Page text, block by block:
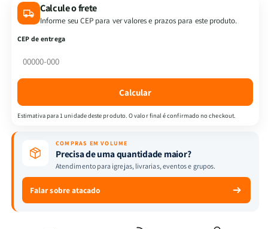
Diria
Que
Viver
Dar
Medeiros
Diria
Que
Medeiros
Calcule o frete
Informe seu CEP para ver valores e prazos para este produto.
CEP de entrega
Calcular
Estimativa para 1 unidade deste produto. O valor final é confirmado no checkout.
COMPRAS EM VOLUME
Precisa de uma quantidade maior?
Atendimento para igrejas, livrarias, eventos e grupos.
Falar sobre atacado